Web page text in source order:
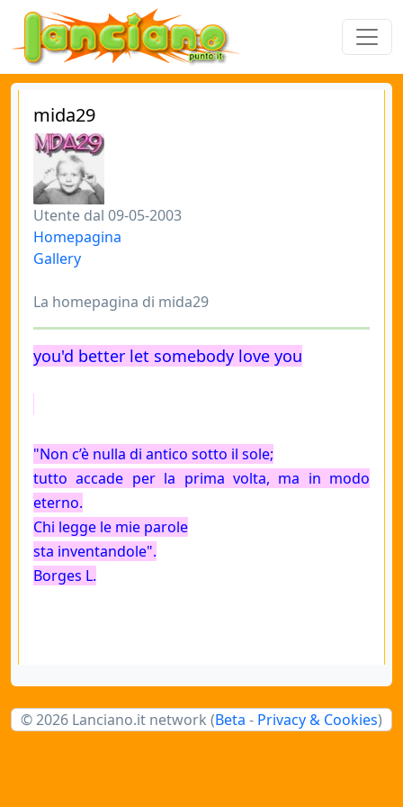
mida29
Utente dal 09-05-2003
Homepagina
Gallery
La homepagina di mida29
you'd better let somebody love you
"Non c’è nulla di antico sotto il sole;
tutto accade per la prima volta, ma in modo
eterno.
Chi legge le mie parole
sta inventandole".
Borges L.
© 2026 Lanciano.it network (Beta - Privacy & Cookies)